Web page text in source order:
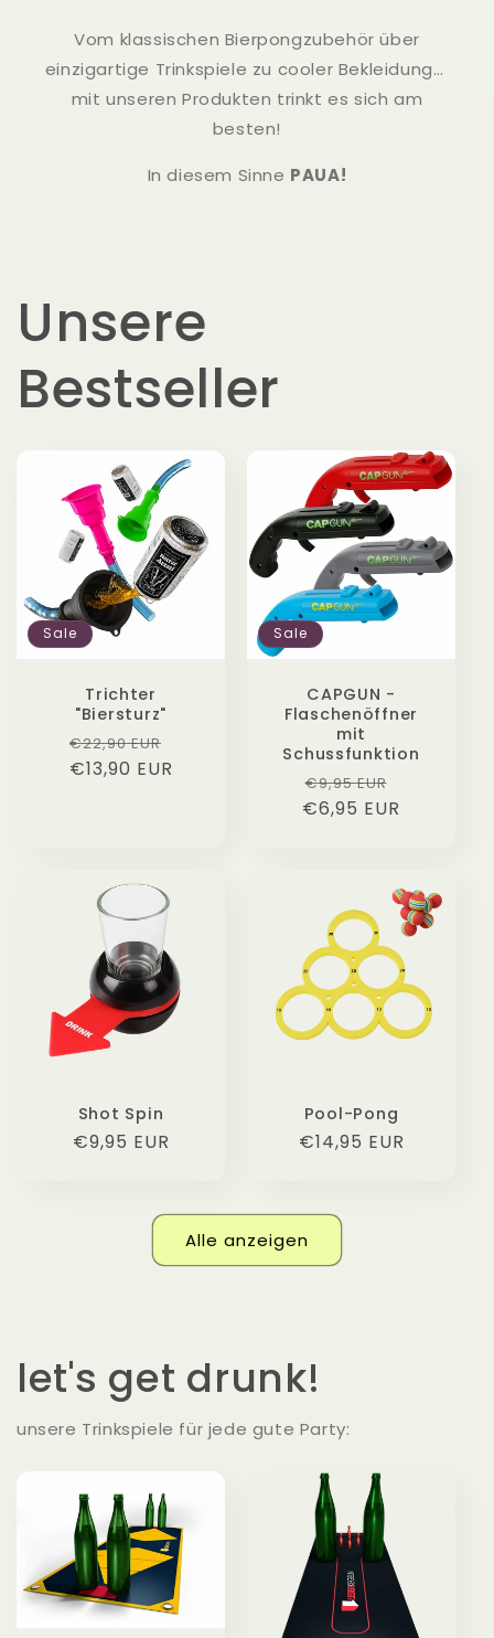
Vom klassischen Bierpongzubehör über
einzigartige Trinkspiele zu cooler Bekleidung…
mit unseren Produkten trinkt es sich am
besten!
In diesem Sinne PAUA!
Unsere
Bestseller
Sale
Trichter
"Biersturz"
Normaler
Preis
€22,90 EUR
Verkaufspreis
€13,90 EUR
Sale
CAPGUN -
Flaschenöffner
mit
Schussfunktion
Normaler
Preis
€9,95 EUR
€6,95 EUR
Shot Spin
Normaler
€9,95 EUR
Pool-Pong
Normaler
€14,95 EUR
Alle anzeigen
let's get drunk!
unsere Trinkspiele für jede gute Party: